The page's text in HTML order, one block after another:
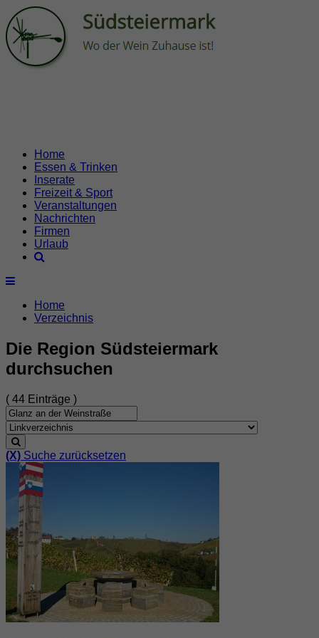
Home
Essen & Trinken
Inserate
Freizeit & Sport
Veranstaltungen
Nachrichten
Firmen
Urlaub
Home
Verzeichnis
Die Region Südsteiermark
durchsuchen
( 44 Einträge )
(X) Suche zurücksetzen